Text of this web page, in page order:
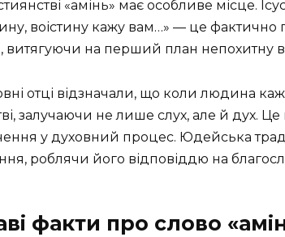
«амінь» має особливе місце.
воістину кажу вам…» — це
витягуючи на перший план непохитну
отці відзначали, що коли людина
залучаючи не лише слух, але й дух.
у духовний процес. Юдейська
роблячи його відповіддю на
факти про слово